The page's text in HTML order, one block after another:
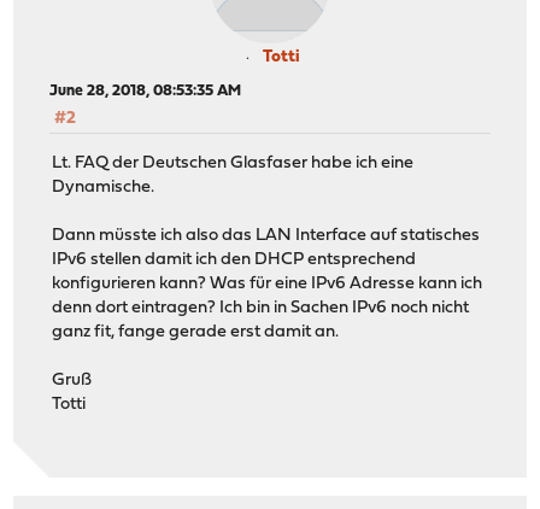
Totti
June 28, 2018, 08:53:35 AM
#2
Lt. FAQ der Deutschen Glasfaser habe ich eine
Dynamische.
Dann müsste ich also das LAN Interface auf statisches
IPv6 stellen damit ich den DHCP entsprechend
konfigurieren kann? Was für eine IPv6 Adresse kann ich
denn dort eintragen? Ich bin in Sachen IPv6 noch nicht
ganz fit, fange gerade erst damit an.
Gruß
Totti